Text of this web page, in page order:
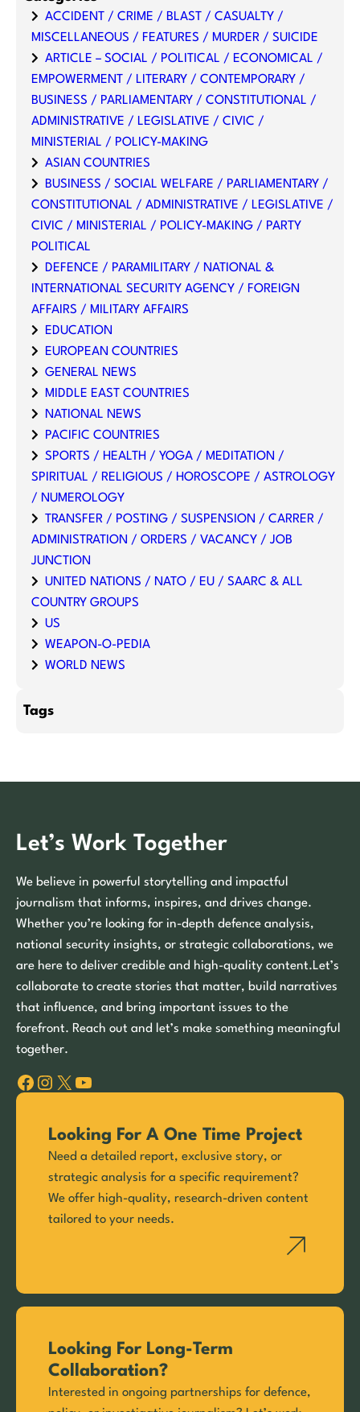
ACCIDENT / CRIME / BLAST / CASUALTY /
MISCELLANEOUS / FEATURES / MURDER / SUICIDE
ARTICLE – SOCIAL / POLITICAL / ECONOMICAL /
EMPOWERMENT / LITERARY / CONTEMPORARY /
BUSINESS / PARLIAMENTARY / CONSTITUTIONAL /
ADMINISTRATIVE / LEGISLATIVE / CIVIC /
MINISTERIAL / POLICY-MAKING
ASIAN COUNTRIES
BUSINESS / SOCIAL WELFARE / PARLIAMENTARY /
CONSTITUTIONAL / ADMINISTRATIVE / LEGISLATIVE /
CIVIC / MINISTERIAL / POLICY-MAKING / PARTY
POLITICAL
DEFENCE / PARAMILITARY / NATIONAL &
INTERNATIONAL SECURITY AGENCY / FOREIGN
AFFAIRS / MILITARY AFFAIRS
EDUCATION
EUROPEAN COUNTRIES
GENERAL NEWS
MIDDLE EAST COUNTRIES
NATIONAL NEWS
PACIFIC COUNTRIES
SPORTS / HEALTH / YOGA / MEDITATION /
SPIRITUAL / RELIGIOUS / HOROSCOPE / ASTROLOGY
/ NUMEROLOGY
TRANSFER / POSTING / SUSPENSION / CARRER /
ADMINISTRATION / ORDERS / VACANCY / JOB
JUNCTION
UNITED NATIONS / NATO / EU / SAARC & ALL
COUNTRY GROUPS
US
WEAPON-O-PEDIA
WORLD NEWS
Tags
Let’s Work Together
We believe in powerful storytelling and impactful
journalism that informs, inspires, and drives change.
Whether you’re looking for in-depth defence analysis,
national security insights, or strategic collaborations, we
are here to deliver credible and high-quality content.Let’s
collaborate to create stories that matter, build narratives
that influence, and bring important issues to the
forefront. Reach out and let’s make something meaningful
together.
Facebook Instagram X YouTube
Looking For A One Time Project
Need a detailed report, exclusive story, or
strategic analysis for a specific requirement?
We offer high-quality, research-driven content
tailored to your needs.
Looking For Long-Term
Collaboration?
Interested in ongoing partnerships for defence,